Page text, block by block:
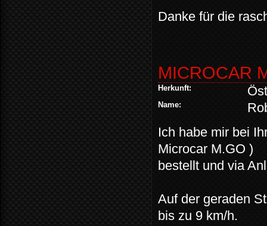
Danke für die
MICROCAR
Herkunft:
Name:
Ich habe mir bei
Microcar M.GO )
bestellt und via
Auf der geraden
bis zu 9 km/h.